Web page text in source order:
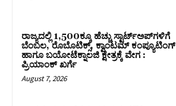
ರಾಜ್ಯದಲ್ಲಿ 1,500ಕ್ಕೂ ಹೆಚ್ಚು ಸ್ಟಾರ್ಟ್‌ಅಪ್‌ಗಳಿಗೆ
ಬೆಂಬಲ, ರೊಬೊಟಿಕ್ಸ್, ಕ್ವಾಂಟಮ್ ಕಂಪ್ಯೂಟಿಂಗ್
ಹಾಗೂ ಬಯೋಟೆಕ್ನಾಲಜಿ ಕ್ಷೇತ್ರಕ್ಕೆ ವೇಗ :
ಪ್ರಿಯಾಂಕ್‌ ಖರ್ಗೆ
August 7, 2026